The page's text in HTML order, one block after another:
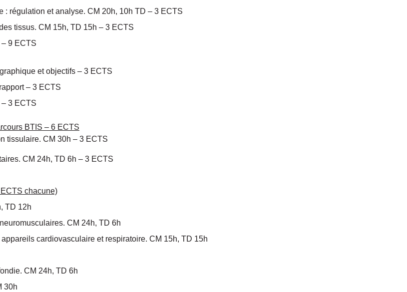
: régulation et analyse. CM 20h, 10h TD – 3 ECTS
tissus. CM 15h, TD 15h – 3 ECTS
9 ECTS
et objectifs – 3 ECTS
– 3 ECTS
– 3 ECTS
BTIS – 6 ECTS
tissulaire. CM 30h – 3 ECTS
CM 24h, TD 6h – 3 ECTS
chacune)
TD 12h
CM 24h, TD 6h
cardiovasculaire et respiratoire. CM 15h, TD 15h
CM 24h, TD 6h
30h